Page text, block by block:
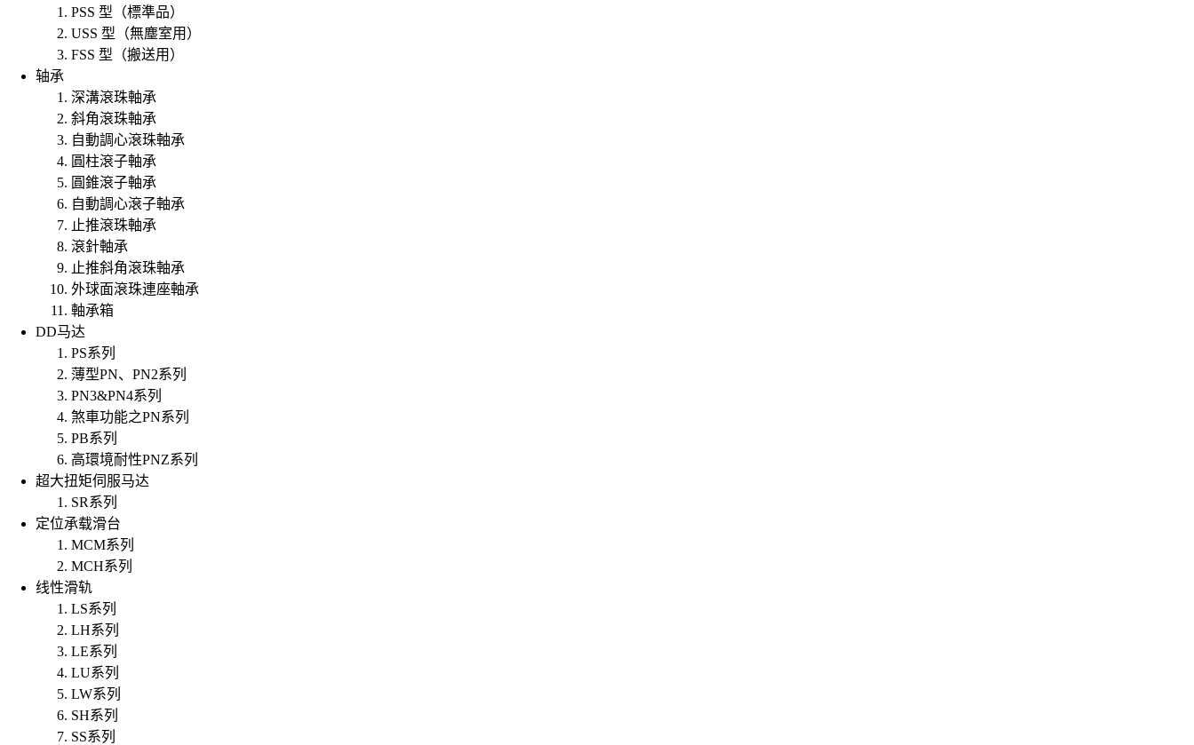
PSS 型（標準品）
USS 型（無塵室用）
FSS 型（搬送用）
轴承
深溝滾珠軸承
斜角滾珠軸承
自動調心滾珠軸承
圓柱滾子軸承
圓錐滾子軸承
自動調心滾子軸承
止推滾珠軸承
滾針軸承
止推斜角滾珠軸承
外球面滾珠連座軸承
軸承箱
DD马达
PS系列
薄型PN、PN2系列
PN3&PN4系列
煞車功能之PN系列
PB系列
高環境耐性PNZ系列
超大扭矩伺服马达
SR系列
定位承载滑台
MCM系列
MCH系列
线性滑轨
LS系列
LH系列
LE系列
LU系列
LW系列
SH系列
SS系列